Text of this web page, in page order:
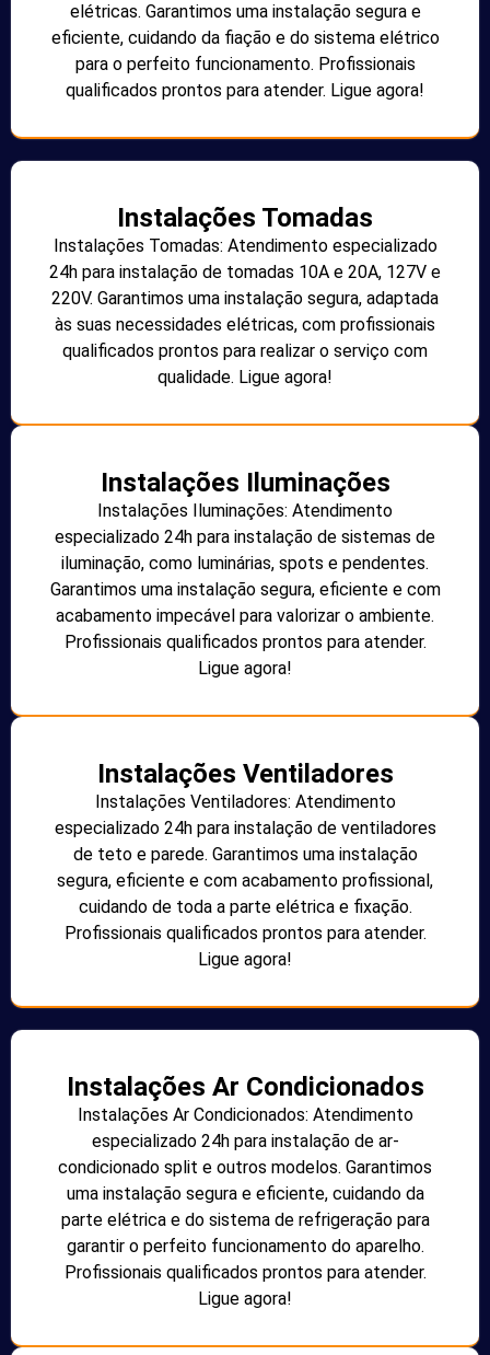
elétricas. Garantimos uma instalação segura e
eficiente, cuidando da fiação e do sistema elétrico
para o perfeito funcionamento. Profissionais
qualificados prontos para atender. Ligue agora!
Instalações Tomadas
Instalações Tomadas: Atendimento especializado
24h para instalação de tomadas 10A e 20A, 127V e
220V. Garantimos uma instalação segura, adaptada
às suas necessidades elétricas, com profissionais
qualificados prontos para realizar o serviço com
qualidade. Ligue agora!
Instalações Iluminações
Instalações Iluminações: Atendimento
especializado 24h para instalação de sistemas de
iluminação, como luminárias, spots e pendentes.
Garantimos uma instalação segura, eficiente e com
acabamento impecável para valorizar o ambiente.
Profissionais qualificados prontos para atender.
Ligue agora!
Instalações Ventiladores
Instalações Ventiladores: Atendimento
especializado 24h para instalação de ventiladores
de teto e parede. Garantimos uma instalação
segura, eficiente e com acabamento profissional,
cuidando de toda a parte elétrica e fixação.
Profissionais qualificados prontos para atender.
Ligue agora!
Instalações Ar Condicionados
Instalações Ar Condicionados: Atendimento
especializado 24h para instalação de ar-
condicionado split e outros modelos. Garantimos
uma instalação segura e eficiente, cuidando da
parte elétrica e do sistema de refrigeração para
garantir o perfeito funcionamento do aparelho.
Profissionais qualificados prontos para atender.
Ligue agora!